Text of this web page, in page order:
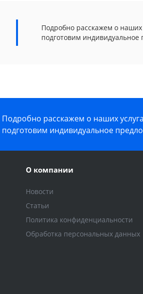
Подробно расскажем о наших
подготовим индивидуальное
Подробно расскажем о наших
подготовим индивидуальное
О компании
Новости
Статьи
Политика конфиденциальности
Обработка персональных данных